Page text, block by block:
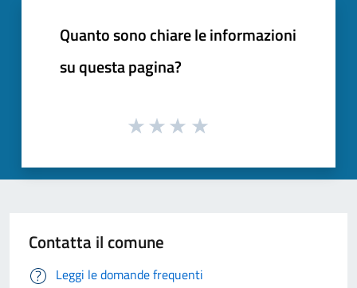
Quanto sono chiare le informazioni
su questa pagina?
Contatta il comune
Leggi le domande frequenti